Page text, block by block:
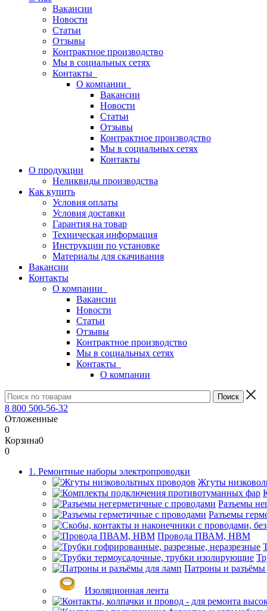
Вакансии
Новости
Статьи
Отзывы
Контрактное производство
Мы в социальных сетях
Контакты
О компании
Вакансии
Новости
Статьи
Отзывы
Контрактное производство
Мы в социальных сетях
Контакты
О продукции
Неликвиды производства
Как купить
Условия оплаты
Условия доставки
Гарантия на товар
Техническая информация
Инструкции по установке
Материалы для скачивания
Вакансии
Контакты
О компании
Вакансии
Новости
Статьи
Отзывы
Контрактное производство
Мы в социальных сетях
Контакты
О компании
8 800 500-56-32
Отложенные
0
Корзина0
0
1. Ремонтные наборы электропроводки
Жгуты
Разъемы
Разъемы
Провода ПВАМ, НВМ
Патроны и разъёмы
Изоляционная лента